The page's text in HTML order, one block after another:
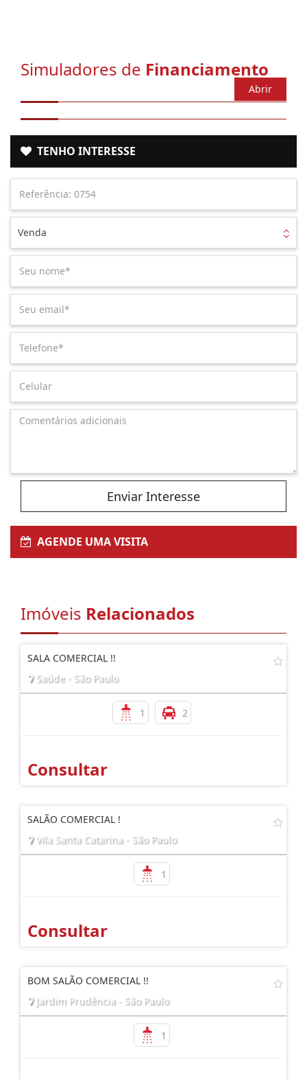
Simuladores de Financiamento
Abrir
TENHO INTERESSE
Venda
Enviar Interesse
AGENDE UMA VISITA
Imóveis Relacionados
SALA COMERCIAL !!
Saúde - São Paulo
1 2
Consultar
SALÃO COMERCIAL !
Vila Santa Catarina - São Paulo
1
Consultar
BOM SALÃO COMERCIAL !!
Jardim Prudência - São Paulo
1